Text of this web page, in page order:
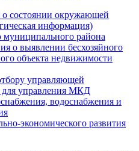
состоянии окружающей
информация)
муниципального района
о выявлении бесхозяйного
объекта недвижимости
управляющей
для управления МКД
водоснабжения и
экономического развития